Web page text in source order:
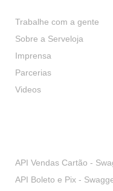
Trabalhe com a gente
Sobre a Serveloja
Imprensa
Parcerias
Videos
API Vendas Cartão -
API Boleto e Pix -